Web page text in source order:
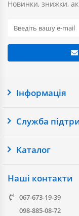
Новинки, знижки,
Інформація
Служба
Каталог
Наші контакти
067-673-19-39
098-885-08-72